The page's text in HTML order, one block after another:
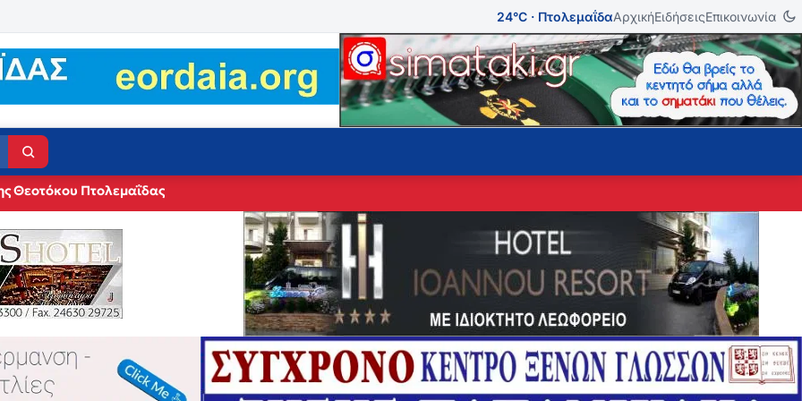
24°C · ΠτολεμαΐδαΑρχικήΕιδήσειςΕπικοινωνία
Θεοτόκου Πτολεμαΐδας